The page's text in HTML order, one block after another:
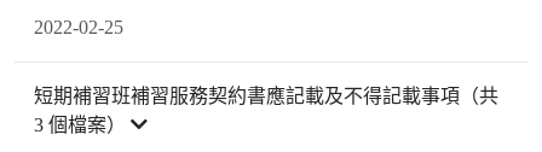
2022-02-25
短期補習班補習服務契約書應記載及不得記載事項（共
3 個檔案）